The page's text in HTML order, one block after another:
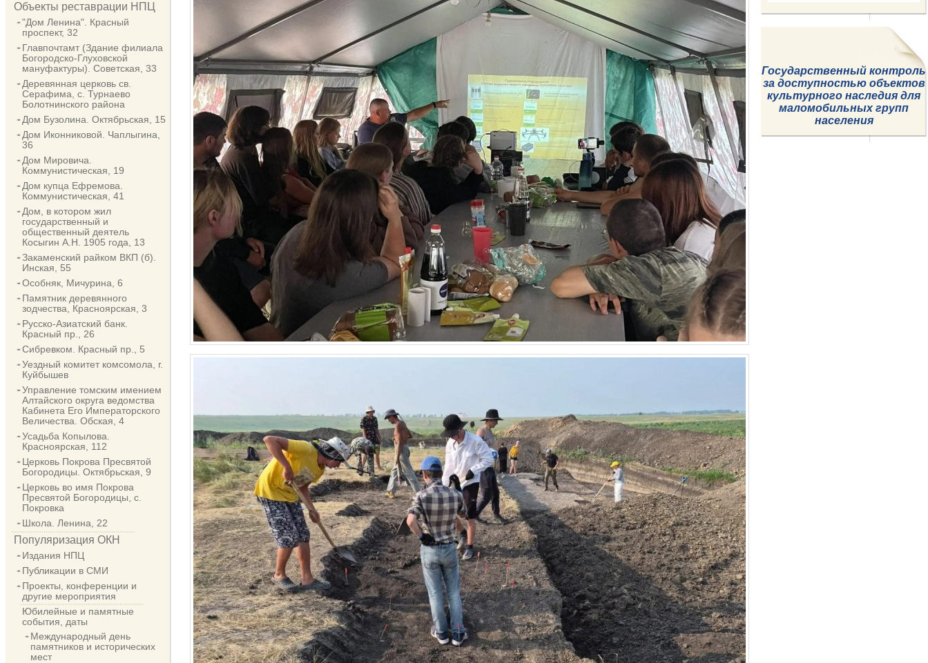
Объекты реставрации НПЦ
"Дом Ленина". Красный
проспект, 32
Главпочтамт (Здание филиала
Богородско-Глуховской
мануфактуры). Советская, 33
Деревянная церковь св.
Серафима, с. Турнаево
Болотнинского района
Дом Бузолина. Октябрьская, 15
Дом Иконниковой. Чаплыгина,
36
Дом Мировича.
Коммунистическая, 19
Дом купца Ефремова.
Коммунистическая, 41
Дом, в котором жил
государственный и
общественный деятель
Косыгин А.Н. 1905 года, 13
Закаменский райком ВКП (б).
Инская, 55
Особняк, Мичурина, 6
Памятник деревянного
зодчества, Красноярская, 3
Русско-Азиатский банк.
Красный пр., 26
Сибревком. Красный пр., 5
Уездный комитет комсомола, г.
Куйбышев
Управление томским имением
Алтайского округа ведомства
Кабинета Его Императорского
Величества. Обская, 4
Усадьба Копылова.
Красноярская, 112
Церковь Покрова Пресвятой
Богородицы. Октябрьская, 9
Церковь во имя Покрова
Пресвятой Богородицы, с.
Покровка
Школа. Ленина, 22
Популяризация ОКН
Издания НПЦ
Публикации в СМИ
Проекты, конференции и
другие мероприятия
Юбилейные и памятные
события, даты
Международный день
памятников и исторических
мест
Государственный контроль
за доступностью объектов
культурного наследия для
маломобильных групп
населения